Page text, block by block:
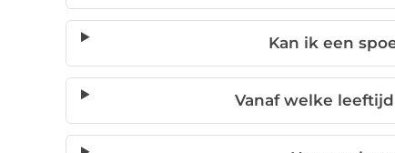
Kan ik een
Vanaf welke